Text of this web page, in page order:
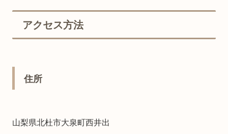
アクセス方法
住所
山梨県北杜市大泉町西井出